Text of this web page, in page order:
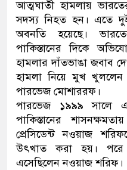
আত্মঘাতী হামলায়
সদস্য নিহত হন। এতে দুই
অবনতি হয়েছে।
পাকিস্তানের দিকে
হামলার দাঁতভাঙা জবাব
হামলা নিয়ে মুখ খুললেন
পারভেজ মোশাররফ।
পারভেজ ১৯৯৯ সালে
পাকিস্তানের
প্রেসিডেন্ট নওয়াজ
উৎখাত করা হয়। পরে
এসেছিলেন নওয়াজ শরিফ।